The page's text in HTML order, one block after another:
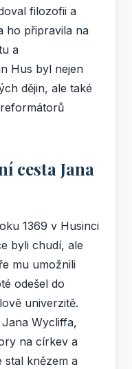
filozofii a
ho připravila na
a
Hus byl nejen
dějin, ale také
cesta Jana
1369 v Husinci
byli chudí, ale
mu umožnili
odešel do
univerzitě.
Wycliffa,
na církev a
stal knězem a